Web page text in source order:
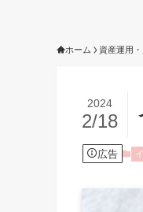
ホーム 資産運用
2024
2/18
広告